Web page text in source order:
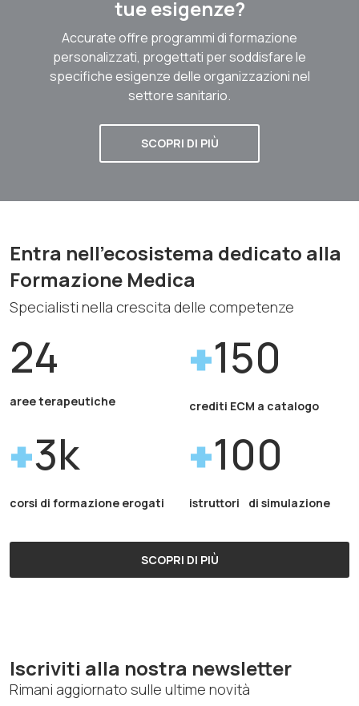
tue esigenze?
Accurate offre programmi di formazione
personalizzati, progettati per soddisfare le
specifiche esigenze delle organizzazioni nel
settore sanitario.
SCOPRI DI PIÙ
Entra nell'ecosistema dedicato alla
Formazione Medica
Specialisti nella crescita delle competenze
24
aree terapeutiche
150
crediti ECM a catalogo
3k
corsi di formazione erogati
100
istruttori di simulazione
SCOPRI DI PIÙ
Iscriviti alla nostra newsletter
Rimani aggiornato sulle ultime novità